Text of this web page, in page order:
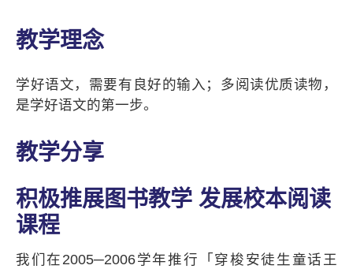
教学理念
学好语文，需要有良好的输入；多阅读优质读物，
是学好语文的第一步。
教学分享
积极推展图书教学 发展校本阅读
课程
我们在2005─2006学年推行「穿梭安徒生童话王